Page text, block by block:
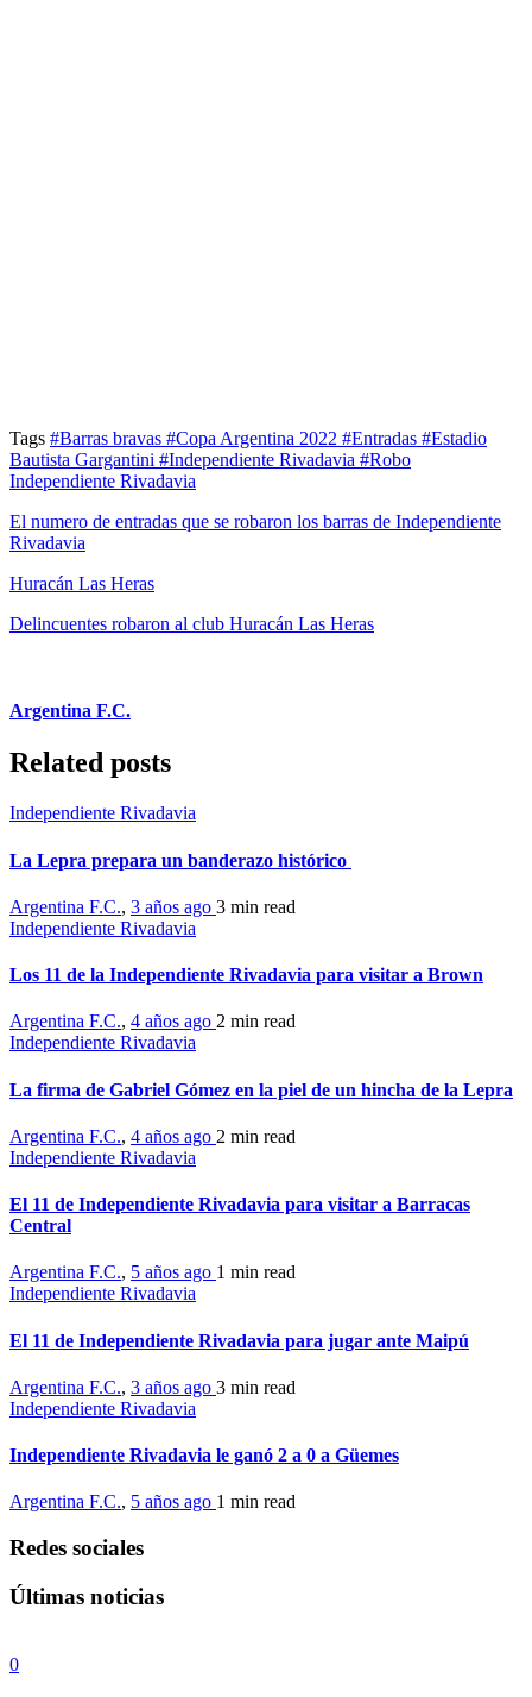
Tags #Barras bravas #Copa Argentina 2022 #Entradas #Estadio
Bautista Gargantini #Independiente Rivadavia #Robo
Independiente Rivadavia
El numero de entradas que se robaron los barras de Independiente
Rivadavia
Huracán Las Heras
Delincuentes robaron al club Huracán Las Heras
Argentina F.C.
Related posts
Independiente Rivadavia
La Lepra prepara un banderazo histórico
Argentina F.C., 3 años ago 3 min read
Independiente Rivadavia
Los 11 de la Independiente Rivadavia para visitar a Brown
Argentina F.C., 4 años ago 2 min read
Independiente Rivadavia
La firma de Gabriel Gómez en la piel de un hincha de la Lepra
Argentina F.C., 4 años ago 2 min read
Independiente Rivadavia
El 11 de Independiente Rivadavia para visitar a Barracas
Central
Argentina F.C., 5 años ago 1 min read
Independiente Rivadavia
El 11 de Independiente Rivadavia para jugar ante Maipú
Argentina F.C., 3 años ago 3 min read
Independiente Rivadavia
Independiente Rivadavia le ganó 2 a 0 a Güemes
Argentina F.C., 5 años ago 1 min read
Redes sociales
Últimas noticias
0